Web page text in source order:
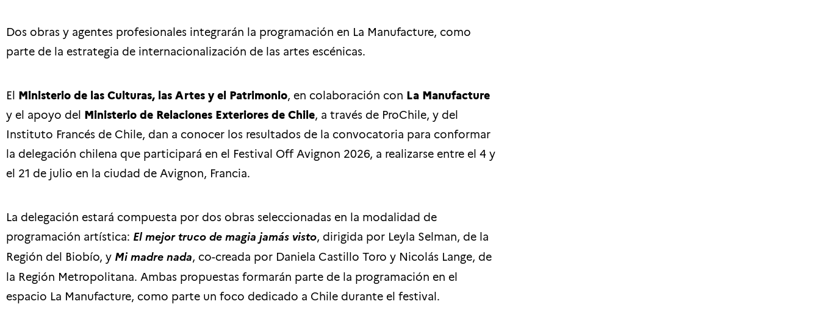
Dos obras y agentes profesionales integrarán la programación en La Manufacture, como
parte de la estrategia de internacionalización de las artes escénicas.
El Ministerio de las Culturas, las Artes y el Patrimonio, en colaboración con La Manufacture
y el apoyo del Ministerio de Relaciones Exteriores de Chile, a través de ProChile, y del
Instituto Francés de Chile, dan a conocer los resultados de la convocatoria para conformar
la delegación chilena que participará en el Festival Off Avignon 2026, a realizarse entre el 4 y
el 21 de julio en la ciudad de Avignon, Francia.
La delegación estará compuesta por dos obras seleccionadas en la modalidad de
programación artística: El mejor truco de magia jamás visto, dirigida por Leyla Selman, de la
Región del Biobío, y Mi madre nada, co-creada por Daniela Castillo Toro y Nicolás Lange, de
la Región Metropolitana. Ambas propuestas formarán parte de la programación en el
espacio La Manufacture, como parte un foco dedicado a Chile durante el festival.